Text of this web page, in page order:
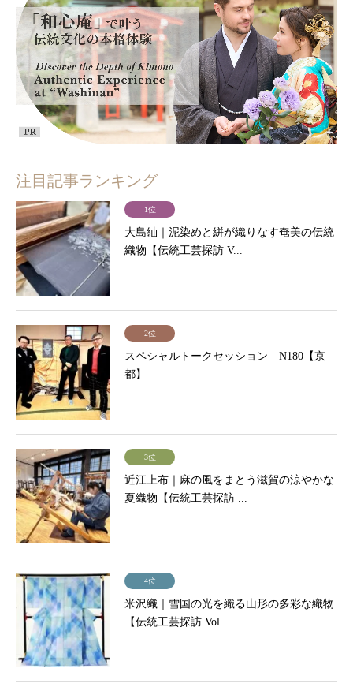
注目記事ランキング
1位
大島紬｜泥染めと絣が織りなす奄美の伝統
織物【伝統工芸探訪 V...
2位
スペシャルトークセッション N180【京
都】
3位
近江上布｜麻の風をまとう滋賀の涼やかな
夏織物【伝統工芸探訪 ...
4位
米沢織｜雪国の光を織る山形の多彩な織物
【伝統工芸探訪 Vol...